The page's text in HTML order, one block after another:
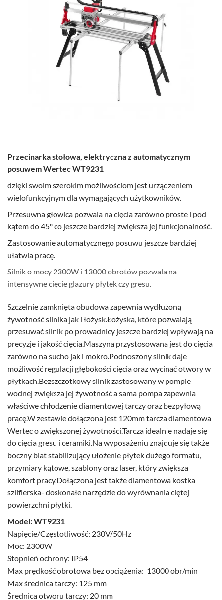
Przecinarka stołowa, elektryczna z automatycznym
posuwem Wertec WT9231
dzięki swoim szerokim możliwościom jest urządzeniem
wielofunkcyjnym dla wymagających użytkowników.
Przesuwna głowica pozwala na cięcia zarówno proste i pod
kątem do 45º co jeszcze bardziej zwiększa jej funkcjonalność.
Zastosowanie automatycznego posuwu jeszcze bardziej
ułatwia pracę.
Silnik o mocy 2300W i 13000 obrotów pozwala na
intensywne cięcie glazury płytek czy gresu.
Szczelnie zamknięta obudowa zapewnia wydłużoną
żywotność silnika jak i łożysk.Łożyska, które pozwalają
przesuwać silnik po prowadnicy jeszcze bardziej wpływają na
precyzje i jakość cięcia.Maszyna przystosowana jest do cięcia
zarówno na sucho jak i mokro.Podnoszony silnik daje
możliwość regulacji głębokości cięcia oraz wycinać otwory w
płytkach.Bezszczotkowy silnik zastosowany w pompie
wodnej zwiększa jej żywotność a sama pompa zapewnia
właściwe chłodzenie diamentowej tarczy oraz bezpyłową
pracę.W zestawie dołączona jest 120mm tarcza diamentowa
Wertec o zwiększonej żywotności.Tarcza idealnie nadaje się
do cięcia gresu i ceramiki.Na wyposażeniu znajduje się także
boczny blat stabilizujący ułożenie płytek dużego formatu,
przymiary kątowe, szablony oraz laser, który zwiększa
komfort pracy.Dołączona jest także diamentowa kostka
szlifierska- doskonałe narzędzie do wyrównania ciętej
powierzchni płytki.
Model: WT9231
Napięcie/Częstotliwość: 230V/50Hz
Moc: 2300W
Stopnień ochrony: IP54
Max prędkość obrotowa bez obciążenia: 13000 obr/min
Max średnica tarczy: 125 mm
Średnica otworu tarczy: 20 mm